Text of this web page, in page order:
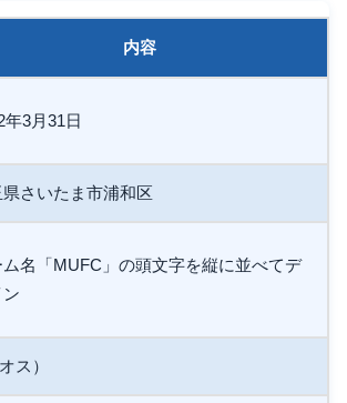
内容
年3月31日
さいたま市浦和区
ム名「MUFC」の頭文字を縦に並べてデ
ス）